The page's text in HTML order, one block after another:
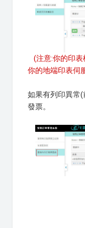
(注意:你的印
你的地端印表伺
如果有列印異常
發票。